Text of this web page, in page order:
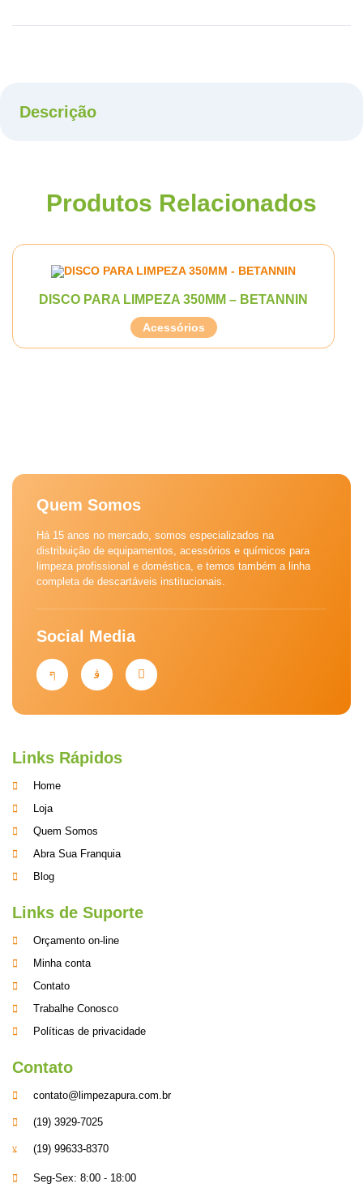
Descrição
Produtos Relacionados
DISCO PARA LIMPEZA 350MM – BETANNIN
Acessórios
Quem Somos
Há 15 anos no mercado, somos especializados na
distribuição de equipamentos, acessórios e químicos para
limpeza profissional e doméstica, e temos também a linha
completa de descartáveis institucionais.
Social Media
Links Rápidos
Home
Loja
Quem Somos
Abra Sua Franquia
Blog
Links de Suporte
Orçamento on-line
Minha conta
Contato
Trabalhe Conosco
Políticas de privacidade
Contato
contato@limpezapura.com.br
(19) 3929-7025
(19) 99633-8370
Seg-Sex: 8:00 - 18:00